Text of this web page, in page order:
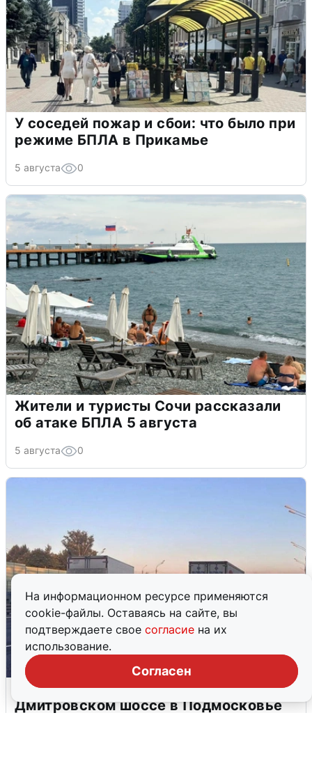
На информационном ресурсе применяются
cookie-файлы. Оставаясь на сайте, вы
подтверждаете свое согласие на их
использование.
Согласен
У соседей пожар и сбои: что было при
режиме БПЛА в Прикамье
5 августа 0
Жители и туристы Сочи рассказали
об атаке БПЛА 5 августа
5 августа 0
Пять машин столкнулись на
Дмитровском шоссе в Подмосковье